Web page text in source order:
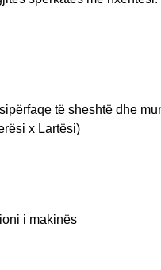
të sheshtë dhe
x Lartësi)
i makinës